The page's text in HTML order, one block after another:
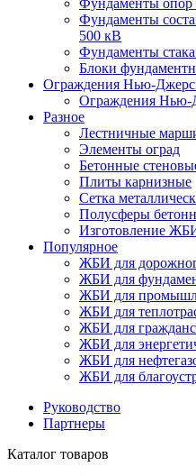
Фундаменты
Фундаменты
500 кВ
Фундаменты
Блоки
Ограждения Нью-
Ограждения Нью-
Разное
Лестничные
Элементы оград
Бетонные
Плиты карнизные
Сетка
Полусферы
Изготовление
Популярное
ЖБИ для
ЖБИ для
ЖБИ для
ЖБИ для
ЖБИ для
ЖБИ для
ЖБИ для
ЖБИ для
Руководство
Партнеры
Каталог товаров